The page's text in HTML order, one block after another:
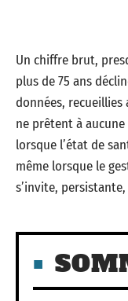
Un chiffre brut,
plus de 75 ans
données, recueillies
ne prêtent à
lorsque l’état de
même lorsque le
s’invite,